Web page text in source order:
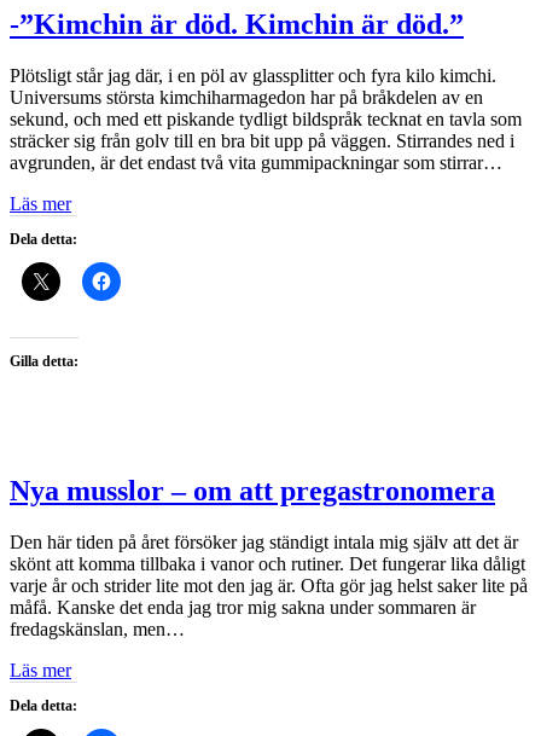
-”Kimchin är död. Kimchin är död.”
Plötsligt står jag där, i en pöl av glassplitter och fyra kilo kimchi.
Universums största kimchiharmagedon har på bråkdelen av en
sekund, och med ett piskande tydligt bildspråk tecknat en tavla som
sträcker sig från golv till en bra bit upp på väggen. Stirrandes ned i
avgrunden, är det endast två vita gummipackningar som stirrar…
Läs mer
Dela detta:
Gilla detta:
Nya musslor – om att pregastronomera
Den här tiden på året försöker jag ständigt intala mig själv att det är
skönt att komma tillbaka i vanor och rutiner. Det fungerar lika dåligt
varje år och strider lite mot den jag är. Ofta gör jag helst saker lite på
måfå. Kanske det enda jag tror mig sakna under sommaren är
fredagskänslan, men…
Läs mer
Dela detta: